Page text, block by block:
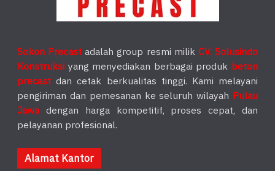
Sokon Precast adalah group resmi milik CV. Solusindo
Konstruksi yang menyediakan berbagai produk beton
precast dan cetak berkualitas tinggi. Kami melayani
pengiriman dan pemesanan ke seluruh wilayah Pulau
Jawadengan harga kompetitif, proses cepat, dan
pelayanan profesional.
Alamat Kantor